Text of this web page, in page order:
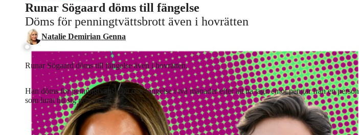
Runar Sögaard döms till fängelse
Döms för penningtvättsbrott även i hovrätten
Natalie Demirian Genna
Runar Sögaard döms till fängelse även i hovrätten.
Han döms för penningtvättsbrott och fängelse i två månader efter att ha tagit emot pengar från en person
som lurat till sig pengarna.
Lyssna på artikeln